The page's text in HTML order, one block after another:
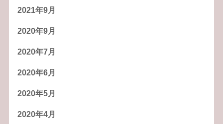
2021年9月
2020年9月
2020年7月
2020年6月
2020年5月
2020年4月